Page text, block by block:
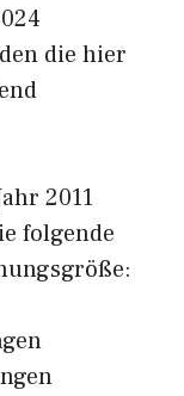
die hier
2011
folgende